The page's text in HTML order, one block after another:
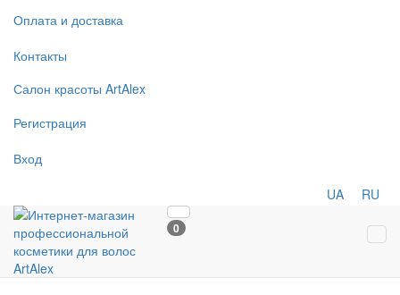
Оплата и доставка
Контакты
Салон красоты ArtAlex
Регистрация
Вход
UA RU
0